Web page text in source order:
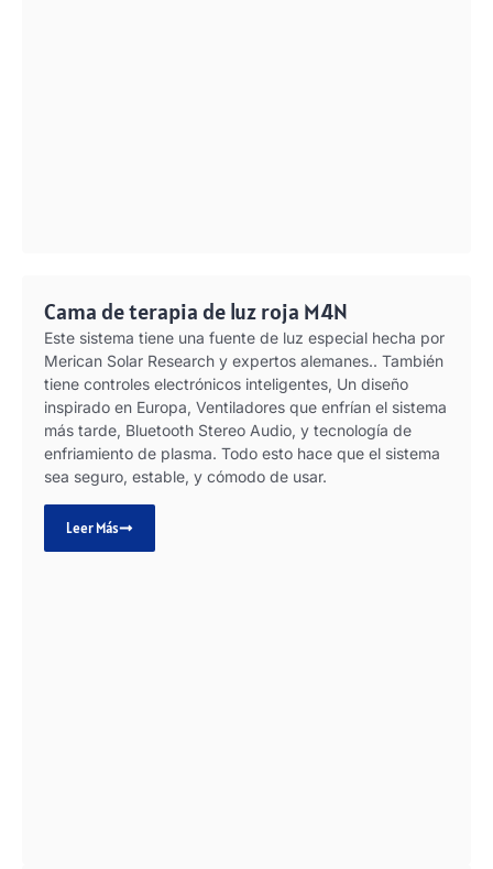
Cama de terapia de luz roja M4N
Este sistema tiene una fuente de luz especial hecha por
Merican Solar Research y expertos alemanes.. También
tiene controles electrónicos inteligentes, Un diseño
inspirado en Europa, Ventiladores que enfrían el sistema
más tarde, Bluetooth Stereo Audio, y tecnología de
enfriamiento de plasma. Todo esto hace que el sistema
sea seguro, estable, y cómodo de usar.
Leer Más